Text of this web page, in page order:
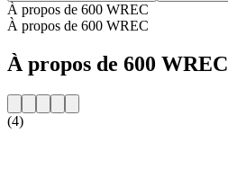
À propos de 600 WREC
À propos de 600 WREC
À propos de 600 WREC
(4)